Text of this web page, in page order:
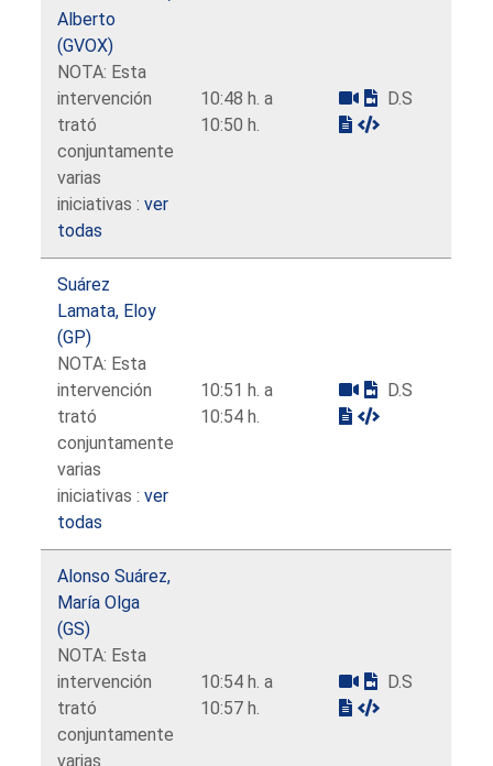
Alberto
(GVOX)
NOTA: Esta
intervención
trató
conjuntamente
varias
iniciativas :ver
todas
10:48 h. a
10:50 h.
D.S
Suárez
Lamata, Eloy
(GP)
NOTA: Esta
intervención
trató
conjuntamente
varias
iniciativas :ver
todas
10:51 h. a
10:54 h.
D.S
Alonso Suárez,
María Olga
(GS)
NOTA: Esta
intervención
trató
conjuntamente
varias
10:54 h. a
10:57 h.
D.S